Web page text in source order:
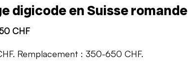
digicode en Suisse romande
CHF
Remplacement : 350-650 CHF.